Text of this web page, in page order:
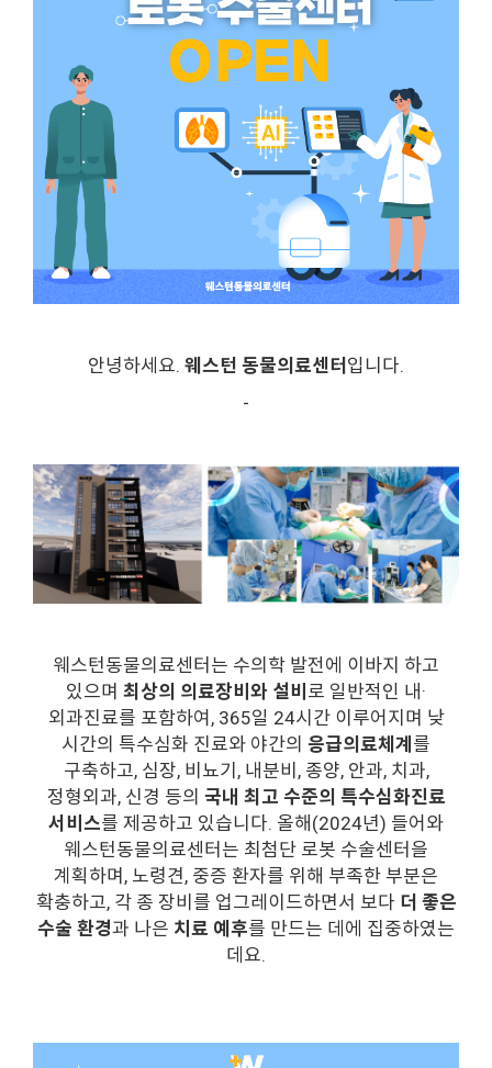
안녕하세요. 웨스턴 동물의료센터 입니다.
-
웨스턴동물의료센터는 수의학 발전에 이바지 하고
있으며 최상의 의료장비와 설비 로 일반적인 내·
외과진료를 포함하여, 365일 24시간 이루어지며 낮
시간의 특수심화 진료와 야간의 응급의료체계 를
구축하고, 심장, 비뇨기, 내분비, 종양, 안과, 치과,
정형외과, 신경 등의 국내 최고 수준의 특수심화진료
서비스를 제공하고 있습니다. 올해(2024년) 들어와
웨스턴동물의료센터는 최첨단 로봇 수술센터을
계획하며, 노령견, 중증 환자를 위해 부족한 부분은
확충하고, 각 종 장비를 업그레이드하면서 보다 더 좋은
수술 환경과 나은 치료 예후를 만드는 데에 집중하였는
데요.